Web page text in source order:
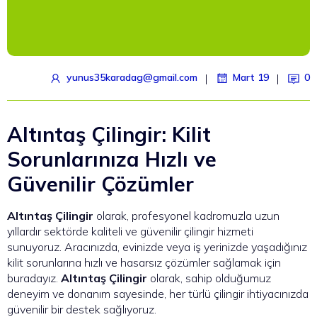
yunus35karadag@gmail.com | Mart 19 | 0
Altıntaş Çilingir: Kilit
Sorunlarınıza Hızlı ve
Güvenilir Çözümler
Altıntaş Çilingir olarak, profesyonel kadromuzla uzun
yıllardır sektörde kaliteli ve güvenilir çilingir hizmeti
sunuyoruz. Aracınızda, evinizde veya iş yerinizde yaşadığınız
kilit sorunlarına hızlı ve hasarsız çözümler sağlamak için
buradayız. Altıntaş Çilingir olarak, sahip olduğumuz
deneyim ve donanım sayesinde, her türlü çilingir ihtiyacınızda
güvenilir bir destek sağlıyoruz.